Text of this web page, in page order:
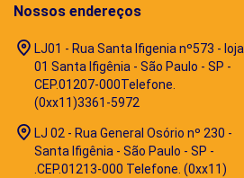
Nossos endereços
LJ01 - Rua Santa Ifigenia nº573 - loja
01 Santa Ifigênia - São Paulo - SP -
CEP.01207-000Telefone.
(0xx11)3361-5972
LJ 02 - Rua General Osório nº 230 -
Santa Ifigênia - São Paulo - SP -
.CEP.01213-000 Telefone. (0xx11)